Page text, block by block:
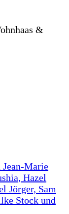
&
Marie
Hazel
Jörger, Sam
Stock und